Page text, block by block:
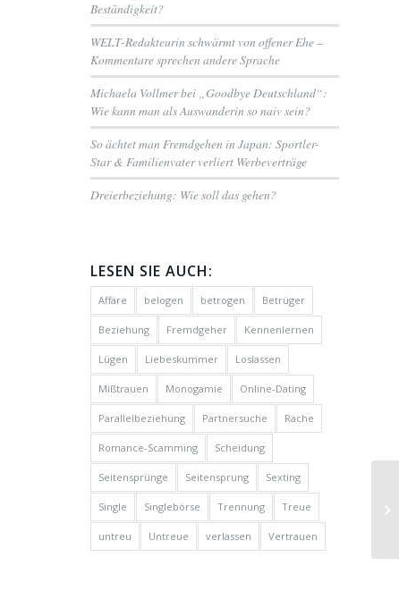
Beständigkeit?
WELT-Redakteurin schwärmt von offener Ehe –
Kommentare sprechen andere Sprache
Michaela Vollmer bei „Goodbye Deutschland“:
Wie kann man als Auswanderin so naiv sein?
So ächtet man Fremdgehen in Japan: Sportler-
Star & Familienvater verliert Werbeverträge
Dreierbeziehung: Wie soll das gehen?
LESEN SIE AUCH:
Affäre belogen betrogen Betrüger
Beziehung Fremdgeher Kennenlernen
Lügen Liebeskummer Loslassen
Mißtrauen Monogamie Online-Dating
Parallelbeziehung Partnersuche Rache
Romance-Scamming Scheidung
Seitensprünge Seitensprung Sexting
Single Singlebörse Trennung Treue
untreu Untreue verlassen Vertrauen